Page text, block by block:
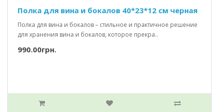
Полка для вина и бокалов 40*23*12 см черная
Полка для вина и бокалов – стильное и практичное решение
для хранения вина и бокалов, которое прекра..
990.00грн.